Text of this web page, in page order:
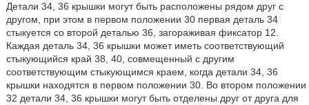
Детали 34, 36 крышки могут быть расположены рядом друг с
другом, при этом в первом положении 30 первая деталь 34
стыкуется со второй деталью 36, загораживая фиксатор 12.
Каждая деталь 34, 36 крышки может иметь соответствующий
стыкующийся край 38, 40, совмещенный с другим
соответствующим стыкующимся краем, когда детали 34, 36
крышки находятся в первом положении 30. Во втором положении
32 детали 34, 36 крышки могут быть отделены друг от друга для